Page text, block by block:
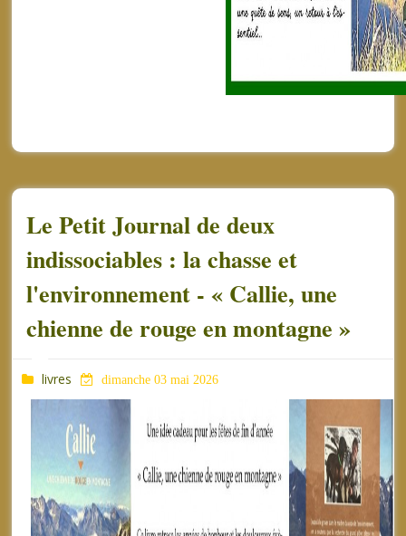
Le Petit Journal de deux
indissociables : la chasse et
l'environnement - « Callie, une
chienne de rouge en montagne »
livres dimanche 03 mai 2026